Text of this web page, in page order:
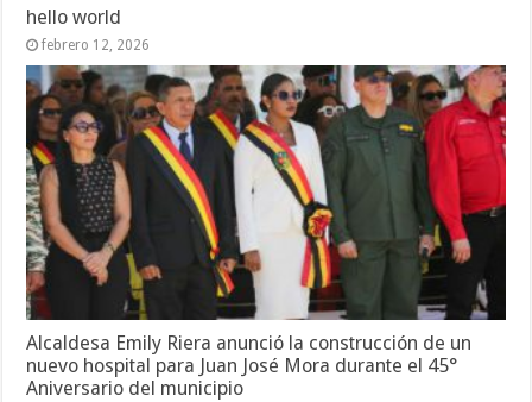
hello world
febrero 12, 2026
Alcaldesa Emily Riera anunció la construcción de un
nuevo hospital para Juan José Mora durante el 45°
Aniversario del municipio